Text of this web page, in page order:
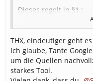
Dieses regelt in §1 :
Wobei hier "Anbieter
wirklich definiert ist.
LSS aber schon als
Ist das LSS ein
ein Soziales Netzwerk
THX, eindeutiger geht
Ich glaube, Tante
um die Quellen
starkes Tool.